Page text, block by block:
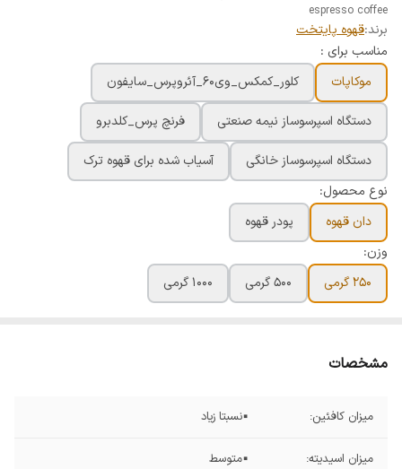
espresso coffee
برند:قهوه پایتخت
مناسب برای :
موکاپات
کلور_کمکس_وی۶۰_آئروپرس_سایفون
دستگاه اسپرسوساز نیمه صنعتی فرنچ پرس_کلدبرو
دستگاه اسپرسوساز خانگی
آسیاب شده برای قهوه ترک
نوع محصول:
دان قهوه
پودر قهوه
وزن:
۲۵۰ گرمی
۵۰۰ گرمی ۱۰۰۰ گرمی
مشخصات
میزان کافئین: ▪️نسبتا زیاد
میزان اسیدیته: ▪️متوسط